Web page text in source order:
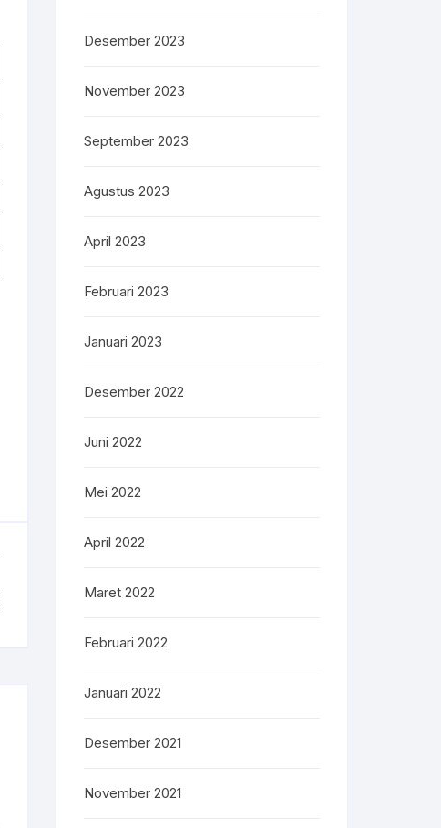
Desember 2023
November 2023
September 2023
Agustus 2023
April 2023
Februari 2023
Januari 2023
Desember 2022
Juni 2022
Mei 2022
April 2022
Maret 2022
Februari 2022
Januari 2022
Desember 2021
November 2021